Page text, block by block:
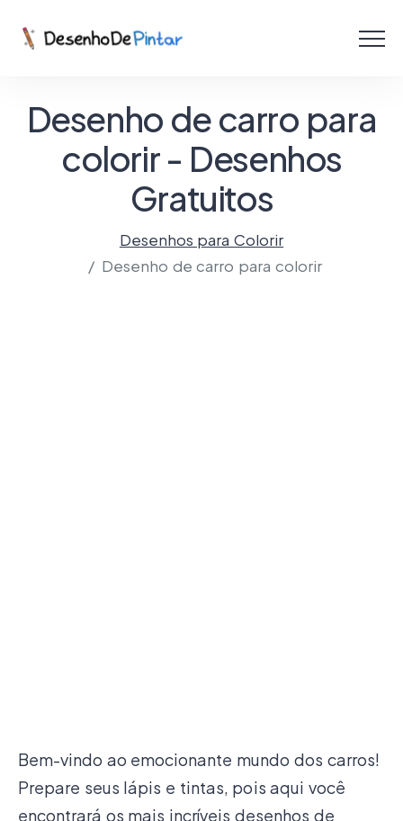
Colorir Online
Criar com IA!
Desenho de carro para
colorir - Desenhos
Gratuitos
Desenhos para Colorir
Desenho de carro para colorir
Bem-vindo ao emocionante mundo dos carros!
Prepare seus lápis e tintas, pois aqui você
encontrará os mais incríveis desenhos de